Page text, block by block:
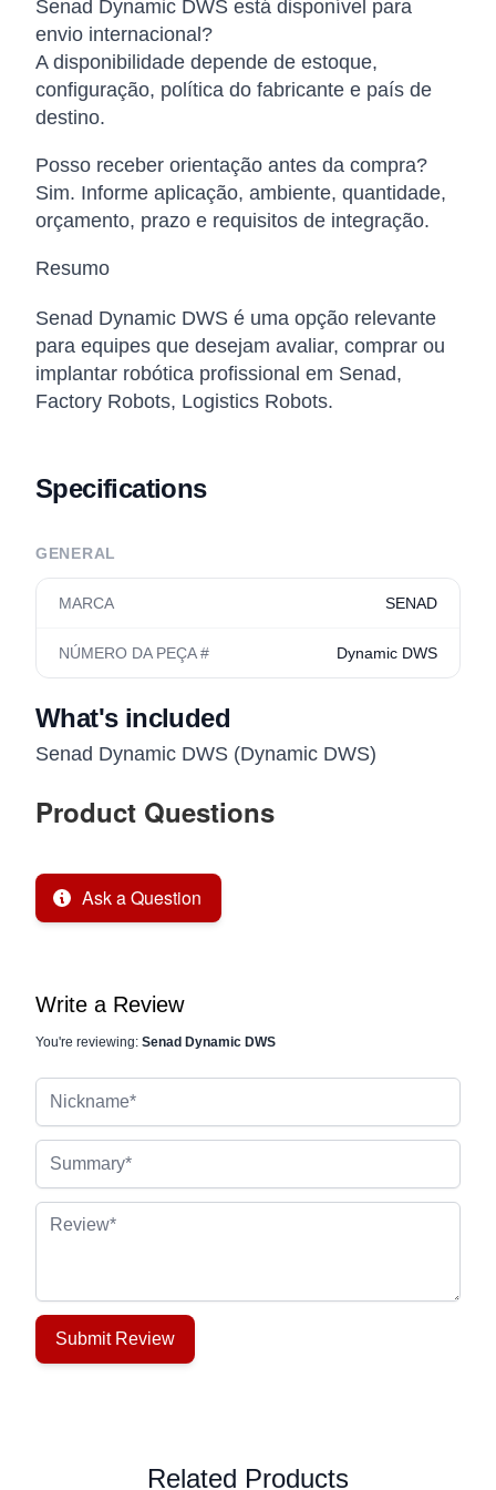
Senad Dynamic DWS está disponível para
envio internacional?
A disponibilidade depende de estoque,
configuração, política do fabricante e país de
destino.
Posso receber orientação antes da compra?
Sim. Informe aplicação, ambiente, quantidade,
orçamento, prazo e requisitos de integração.
Resumo
Senad Dynamic DWS é uma opção relevante
para equipes que desejam avaliar, comprar ou
implantar robótica profissional em Senad,
Factory Robots, Logistics Robots.
Specifications
GENERAL
MARCA SENAD
NÚMERO DA PEÇA # Dynamic DWS
What's included
Senad Dynamic DWS (Dynamic DWS)
Product Questions
Ask a Question
Write a Review
You're reviewing: Senad Dynamic DWS
Review
Submit Review
Related Products